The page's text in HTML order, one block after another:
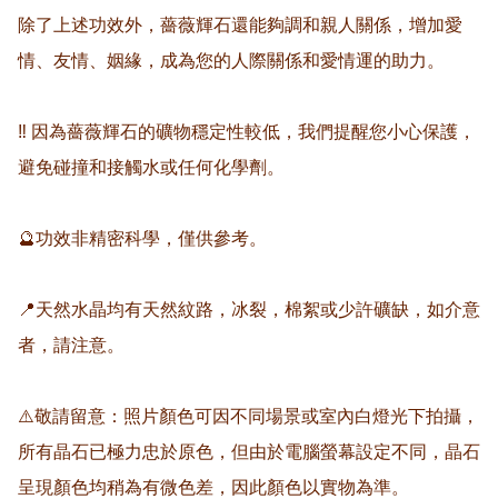
除了上述功效外，薔薇輝石還能夠調和親人關係，增加愛
情、友情、姻緣，成為您的人際關係和愛情運的助力。
‼️ 因為薔薇輝石的礦物穩定性較低，我們提醒您小心保護，
避免碰撞和接觸水或任何化學劑。
🔮功效非精密科學，僅供參考。
📍天然水晶均有天然紋路，冰裂，棉絮或少許礦缺，如介意
者，請注意。
⚠️敬請留意：照片顏色可因不同場景或室內白燈光下拍攝，
所有晶石已極力忠於原色，但由於電腦螢幕設定不同，晶石
呈現顏色均稍為有微色差，因此顏色以實物為準。